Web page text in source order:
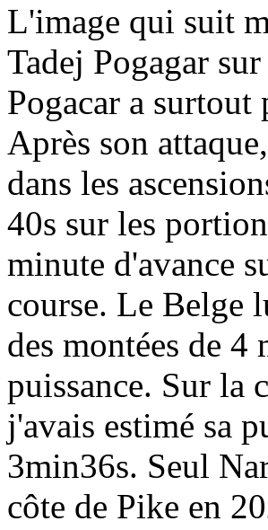
L'image qui suit
Tadej Pogagar
Pogacar a
Après son
dans les
40s sur les
minute d'avance
course. Le Belge
des montées de
puissance. Sur la
j'avais estimé sa
3min36s. Seul
côte de Pike en